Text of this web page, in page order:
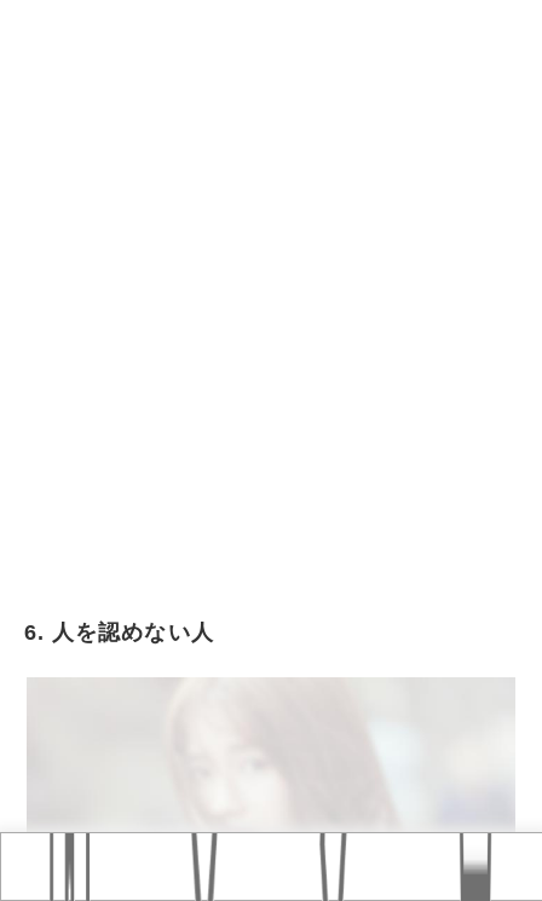
6. 人を認めない人
おすすめ記事